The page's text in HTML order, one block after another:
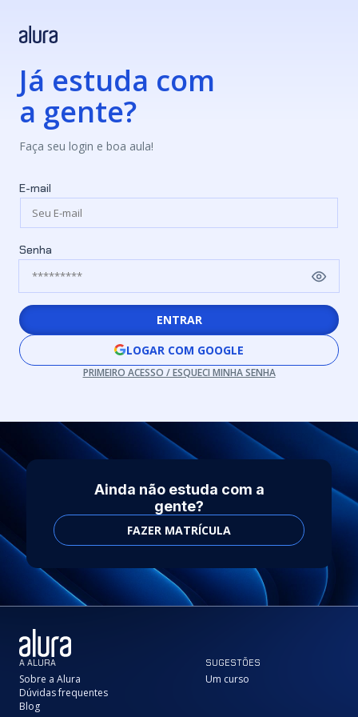
Já estuda com
a gente?
Faça seu login e boa aula!
E-mail
Senha
ENTRAR
LOGAR COM GOOGLE
PRIMEIRO ACESSO / ESQUECI MINHA SENHA
Ainda não estuda com a
gente?
FAZER MATRÍCULA
A ALURA
Sobre a Alura
Dúvidas frequentes
Blog
SUGESTÕES
Um curso